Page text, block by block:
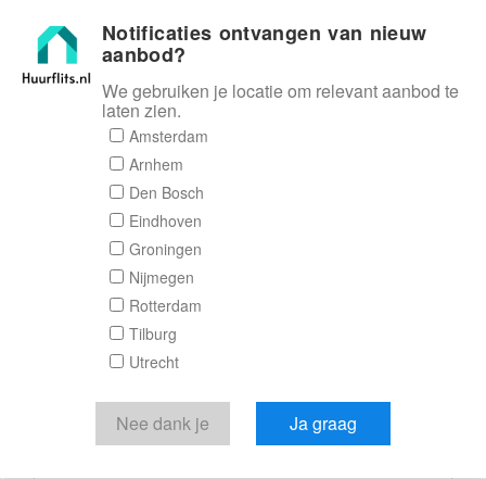
Huurflits
Reactieformulier
Huurflits
Verstuur je bericht
Door een bericht te sturen kom je in contact met de
aanbieder of makelaar van de woning.
Notificaties ontvangen van nieuw
aanbod?
We gebruiken je locatie om relevant aanbod te
laten zien.
Amsterdam
Arnhem
Den Bosch
Eindhoven
Groningen
Nijmegen
Rotterdam
Tilburg
Utrecht
Nee dank je Ja graag